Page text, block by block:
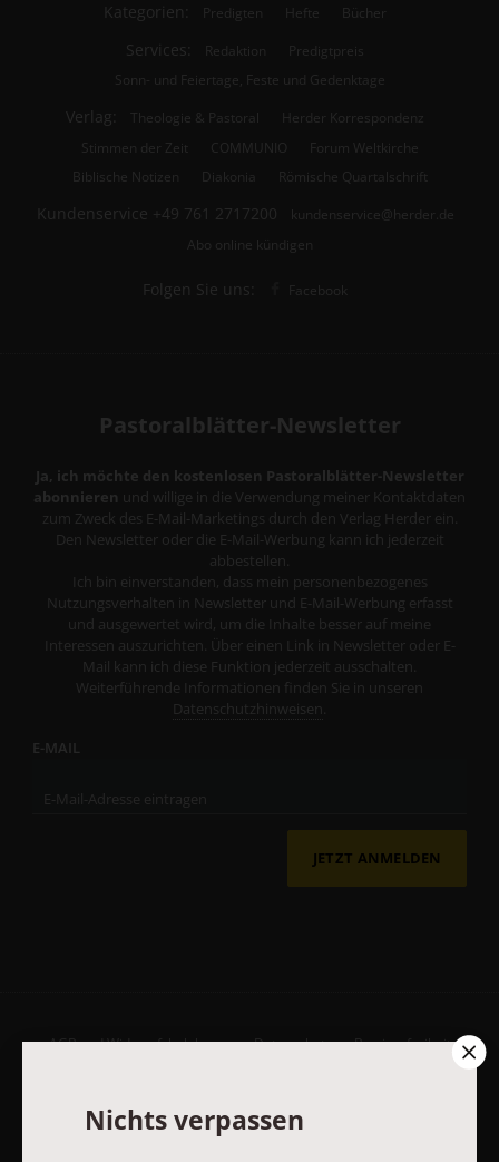
Kategorien: Predigten Hefte Bücher
Services: Redaktion
Predigtpreis
Sonn- und Feiertage, Feste und Gedenktage
Verlag: Theologie & Pastoral
Herder Korrespondenz
Stimmen der Zeit
COMMUNIO
Forum Weltkirche
Biblische Notizen
Diakonia Römische Quartalschrift
Kundenservice +49 761 2717200
kundenservice@herder.de
Abo online kündigen
Folgen Sie uns: Facebook
Pastoralblätter-Newsletter
Ja, ich möchte den kostenlosen Pastoralblätter-Newsletter
abonnieren und willige in die Verwendung meiner Kontaktdaten
zum Zweck des E-Mail-Marketings durch den Verlag Herder ein.
Den Newsletter oder die E-Mail-Werbung kann ich jederzeit
abbestellen.
Ich bin einverstanden, dass mein personenbezogenes
Nutzungsverhalten in Newsletter und E-Mail-Werbung erfasst
und ausgewertet wird, um die Inhalte besser auf meine
Interessen auszurichten. Über einen Link in Newsletter oder E-
Mail kann ich diese Funktion jederzeit ausschalten.
Weiterführende Informationen finden Sie in unseren
Datenschutzhinweisen
E-MAIL
JETZT ANMELDEN
AGB und Widerrufsbelehrung Datenschutz Barrierefreiheit
Nichts verpassen